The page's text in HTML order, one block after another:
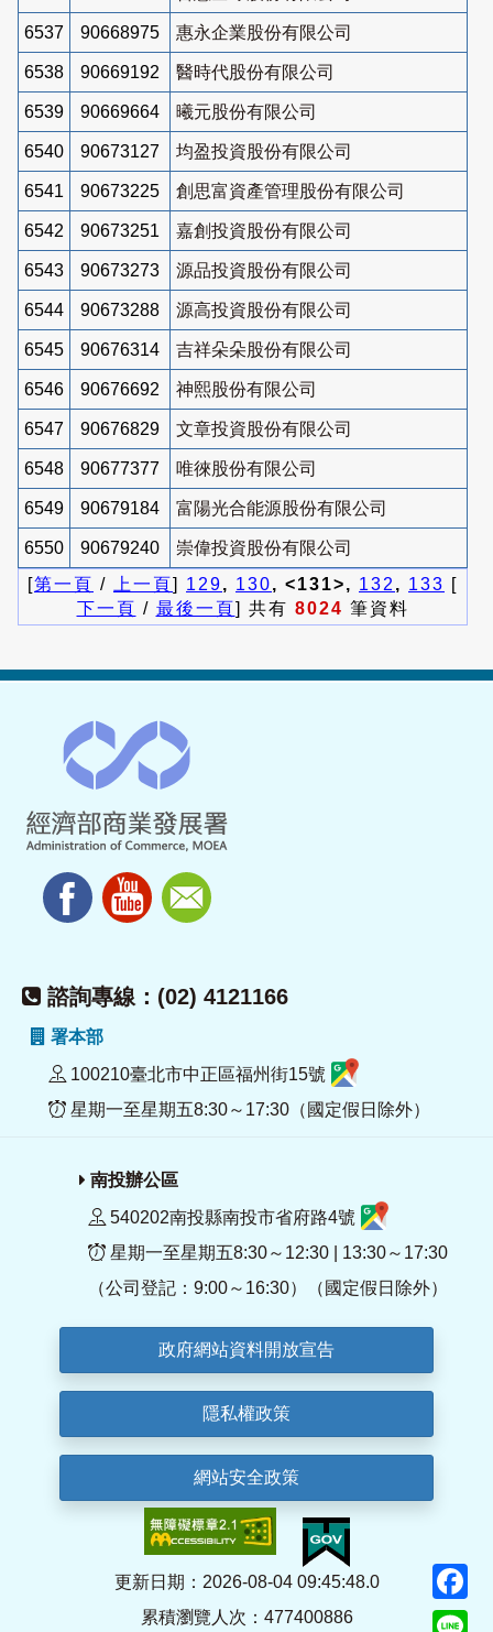
6537 90668975 惠永企業股份有限公司
6538 90669192 醫時代股份有限公司
6539 90669664 曦元股份有限公司
6540 90673127 均盈投資股份有限公司
6541 90673225 創思富資產管理股份有限公司
6542 90673251 嘉創投資股份有限公司
6543 90673273 源品投資股份有限公司
6544 90673288 源高投資股份有限公司
6545 90676314 吉祥朵朵股份有限公司
6546 90676692 神熙股份有限公司
6547 90676829 文章投資股份有限公司
6548 90677377 唯徠股份有限公司
6549 90679184 富陽光合能源股份有限公司
6550 90679240
崇偉投資股份有限公司
[第一頁 / 上一頁] 129, 130, <131>, 132 , 133 [
下一頁 / 最後一頁] 共有 8024 筆資料
諮詢專線：(02) 4121166
署本部
100210臺北市中正區福州街15號
星期一至星期五8:30～17:30（國定假日除外）
南投辦公區
540202南投縣南投市省府路4號
星期一至星期五8:30～12:30 | 13:30～17:30
（公司登記：9:00～16:30）（國定假日除外）
政府網站資料開放宣告
隱私權政策
網站安全政策
更新日期：2026-08-04 09:45:48.0
累積瀏覽人次：477400886